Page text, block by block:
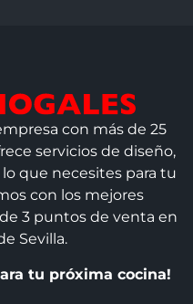
con más de 25
servicios de diseño,
que necesites para tu
con los mejores
3 puntos de venta en
Sevilla.
tu próxima cocina!